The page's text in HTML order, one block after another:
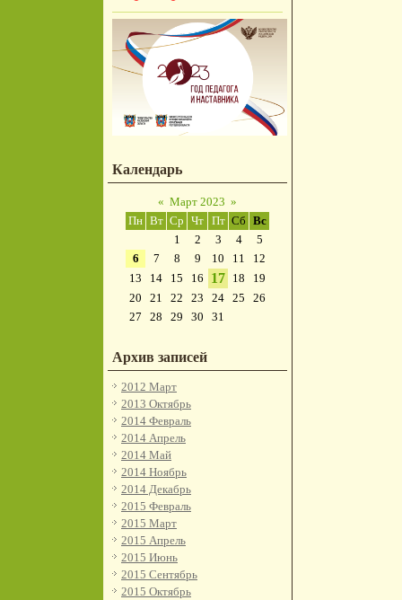
Календарь
« Март 2023 »
Пн Вт Ср Чт Пт Сб Вс
1
2 3 4
5
6
7 8 9 10 11
12
13
14 15 16 17 18
19
20
21 22 23 24 25
26
27
28 29 30 31
Архив записей
2012 Март
2013 Октябрь
2014 Февраль
2014 Апрель
2014 Май
2014 Ноябрь
2014 Декабрь
2015 Февраль
2015 Март
2015 Апрель
2015 Июнь
2015 Сентябрь
2015 Октябрь